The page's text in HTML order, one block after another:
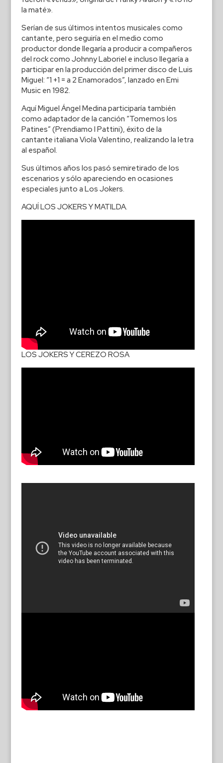
la maté».
Serían de sus últimos intentos musicales como
cantante, pero seguiría en el medio como
productor donde llegaría a producir a compañeros
del rock como Johnny Laboriel e incluso llegaría a
participar en la producción del primer disco de Luis
Miguel: “1 +1 = a 2 Enamorados”, lanzado en Emi
Music en 1982.
Aquí Miguel Ángel Medina participaría también
como adaptador de la canción “Tomemos los
Patines” (Prendiamo I Pattini), éxito de la
cantante italiana Viola Valentino, realizando la letra
al español.
Sus últimos años los pasó semiretirado de los
escenarios y sólo apareciendo en ocasiones
especiales junto a Los Jokers.
AQUÍ LOS JOKERS Y MATILDA.
LOS JOKERS Y CEREZO ROSA